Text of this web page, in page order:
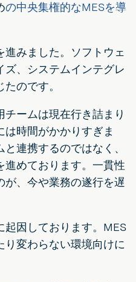
の中央集権的なMESを導
みました。ソフトウェ
ズ、システムインテグレ
のです。
チームは現在行き詰まり
は時間がかかりすぎま
連携するのではなく、
進めております。一貫性
が、今や業務の遂行を遅
起因しております。MES
り変わらない環境向けに